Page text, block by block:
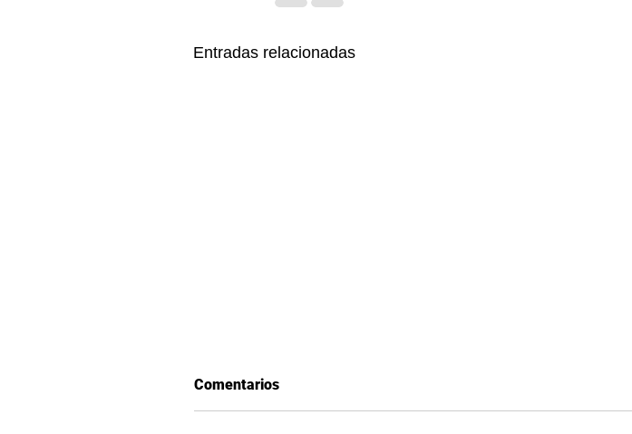
Entradas relacionadas
Comentarios